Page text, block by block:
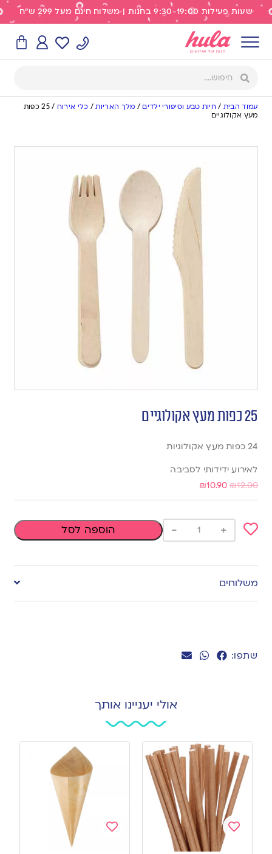
שעות פעילות 9:30-19:00 בחנות | משלוח חינם מעל 299 ש"ח
עמוד הבית /חיות טבע וסיפורי ילדים / מלך האריות/ כלי אירוח /
25 כפות
מעץ אקולוגיים
שתפו:
25 כפות מעץ אקולוגיים
24 כפות מעץ אקולוגיות
לאירוע ידידותי לסביבה
₪12.00
₪10.90
to
wishlist
+
- הוספה לסל
משלוחים
אולי יעניינו אותך
Add